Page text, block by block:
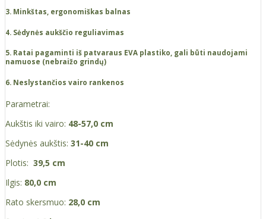
3. Minkštas, ergonomiškas balnas
4. Sėdynės aukščio reguliavimas
5. Ratai pagaminti iš patvaraus EVA plastiko, gali būti naudojami
namuose (nebraižo grindų)
6. Neslystančios vairo rankenos
Parametrai:
Aukštis iki vairo: 48-57,0 cm
Sėdynės aukštis: 31-40 cm
Plotis: 39,5 cm
Ilgis: 80,0 cm
Rato skersmuo: 28,0 cm